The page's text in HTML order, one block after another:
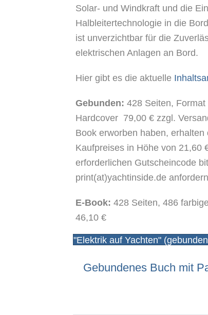
Solar- und Windkraft und die
Halbleitertechnologie in die
ist unverzichtbar für die
elektrischen Anlagen an Bord.
Hier gibt es die aktuelle
Gebunden: 428 Seiten,
Hardcover 79,00 € zzgl.
Book erworben haben,
Kaufpreises in Höhe von 21,60
erforderlichen Gutscheincode
print(at)yachtinside.de
E-Book: 428 Seiten, 486
46,10 €
"Elektrik auf Yachten"
Gebundenes Buch mit